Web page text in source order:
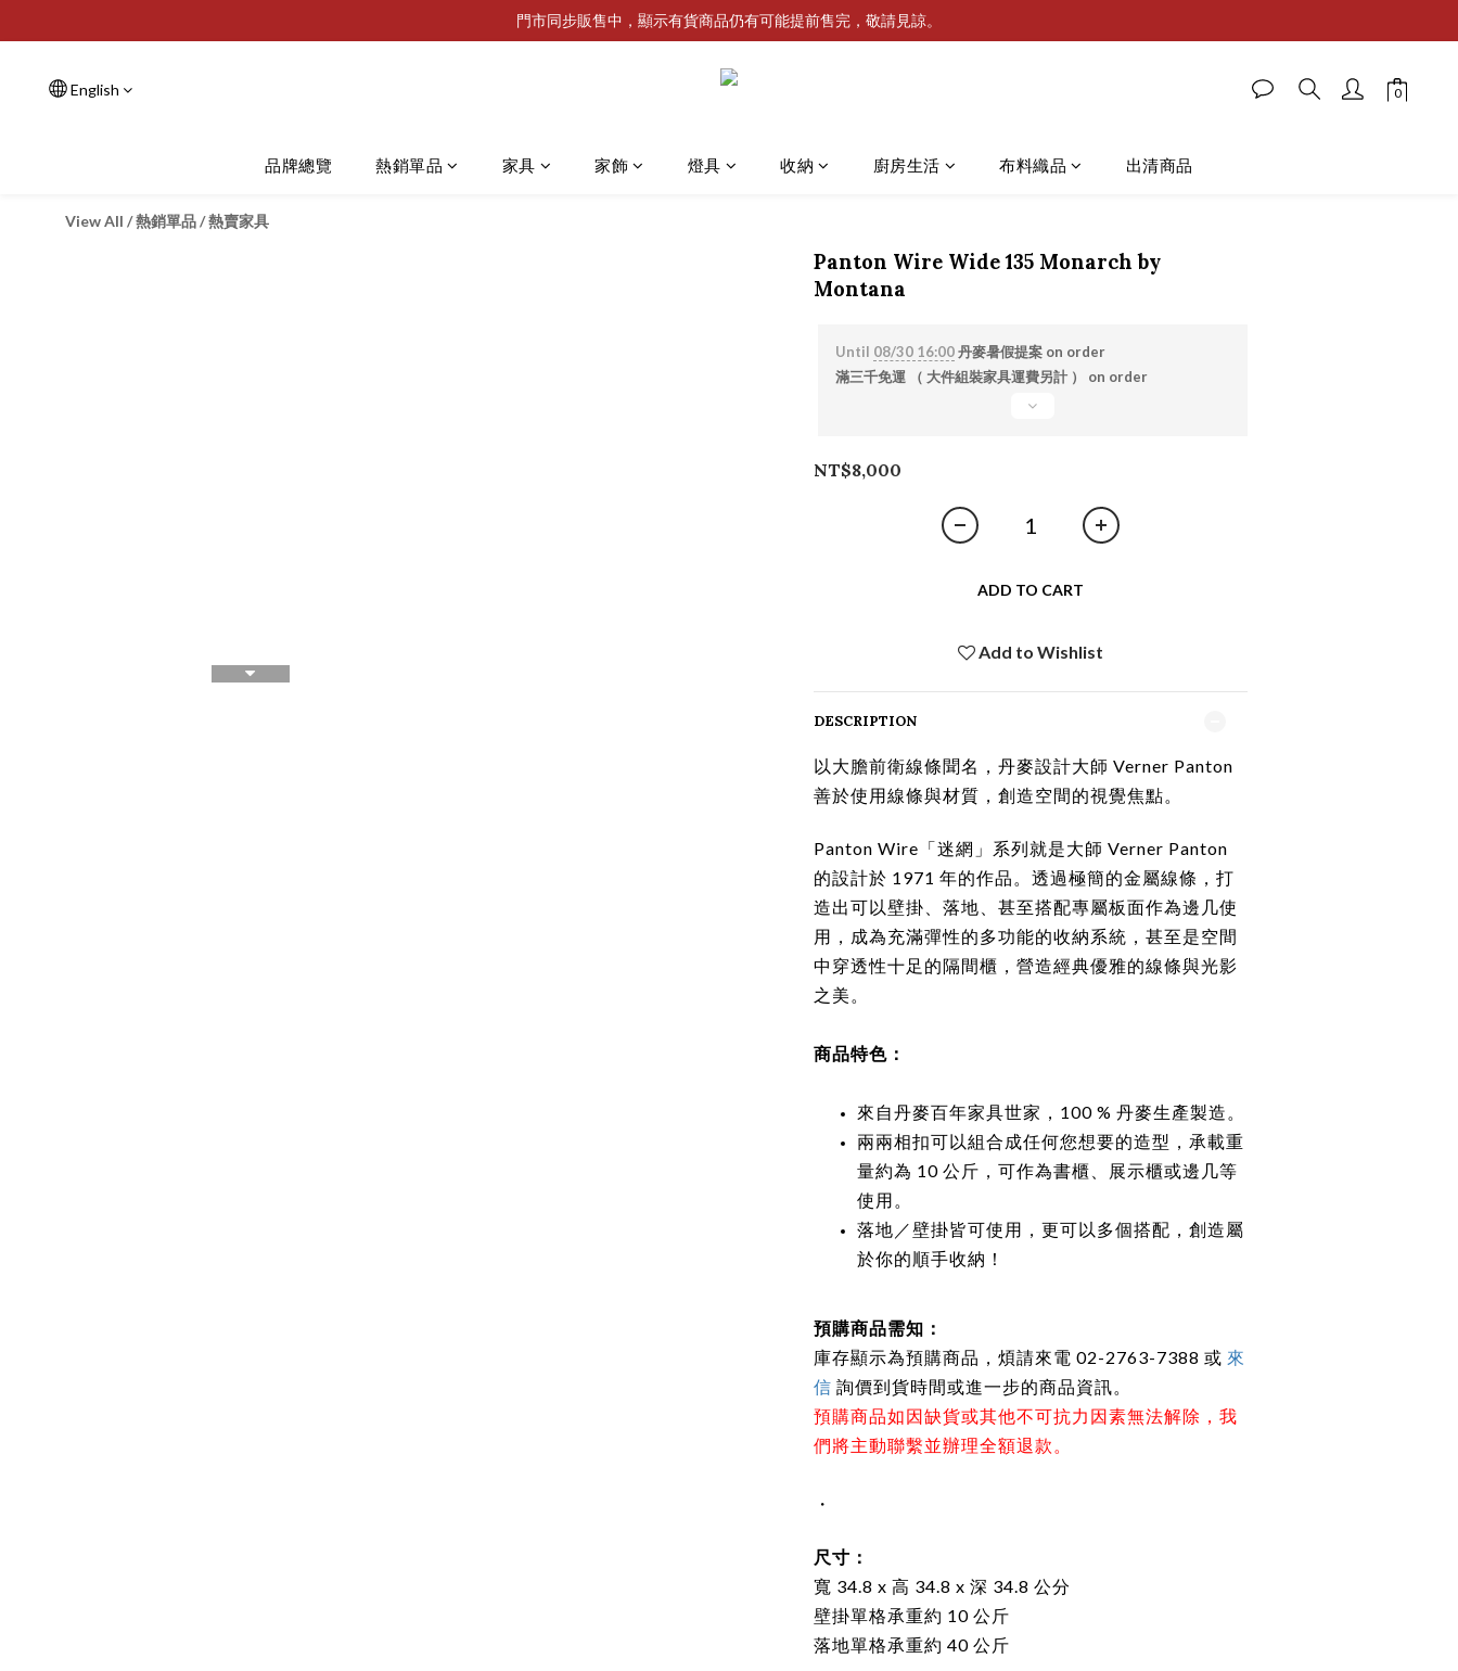
門市同步販售中，顯示有貨商品仍有可能提前售完，敬請見諒。
English
品牌總覽 熱銷單品 家具 家飾 燈具 收納 廚房生活 布料織品 出清商品
View All /熱銷單品/熱賣家具
Panton Wire Wide 135 Monarch by
Montana
Until 08/30 16:00丹麥暑假提案 on order
滿三千免運 （ 大件組裝家具運費另計 ） on order
NT$8,000
ADD TO CART
Add to Wishlist
DESCRIPTION
以大膽前衛線條聞名，丹麥設計大師 Verner Panton
善於使用線條與材質，創造空間的視覺焦點。
Panton Wire「迷網」系列就是大師 Verner Panton
的設計於 1971 年的作品。透過極簡的金屬線條，打
造出可以壁掛、落地、甚至搭配專屬板面作為邊几使
用，成為充滿彈性的多功能的收納系統，甚至是空間
中穿透性十足的隔間櫃，營造經典優雅的線條與光影
之美。
商品特色：
來自丹麥百年家具世家，100 % 丹麥生產製造。
兩兩相扣可以組合成任何您想要的造型，承載重
量約為 10 公斤，可作為書櫃、展示櫃或邊几等
使用。
落地／壁掛皆可使用，更可以多個搭配，創造屬
於你的順手收納！
預購商品需知：
庫存顯示為預購商品，煩請來電 02-2763-7388 或 來
信 詢價到貨時間或進一步的商品資訊。
預購商品如因缺貨或其他不可抗力因素無法解除，我
們將主動聯繫並辦理全額退款。
・
尺寸：
寬 34.8 x 高 34.8 x 深 34.8 公分
壁掛單格承重約 10 公斤
落地單格承重約 40 公斤